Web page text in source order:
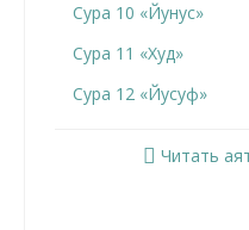
Сура 10 «Йунус»
Сура 11 «Худ»
Сура 12 «Йусуф»
Читать